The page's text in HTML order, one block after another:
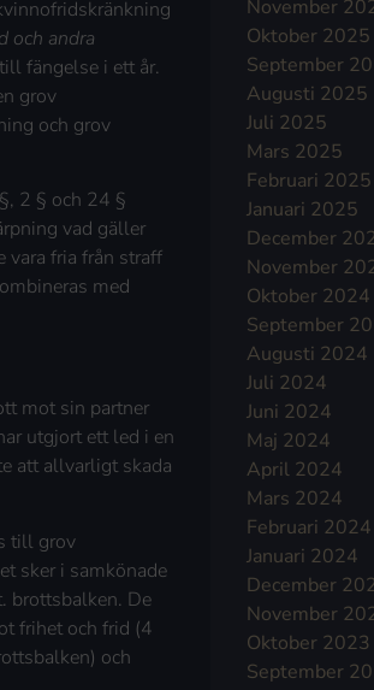
och andra
fängelse i ett år.
grov
och grov
2 § och 24 §
vad gäller
vara fria från straff
med
mot sin partner
utgjort ett led i en
att allvarligt skada
till grov
sker i samkönade
brottsbalken. De
frihet och frid (4
och
November
Oktober 2025
September
Augusti 2025
Juli 2025
Mars 2025
Februari 2025
Januari 2025
December
November
Oktober 2024
September
Augusti 2024
Juli 2024
Juni 2024
Maj 2024
April 2024
Mars 2024
Februari 2024
Januari 2024
December
November
Oktober 2023
September